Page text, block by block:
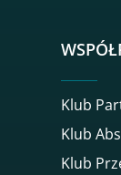
Klub
Klub
Klub